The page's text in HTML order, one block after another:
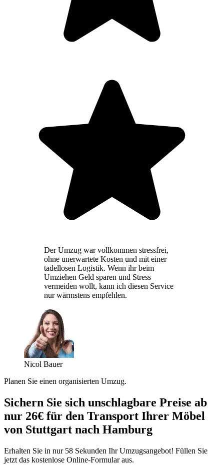
Der Umzug war vollkommen stressfrei,
ohne unerwartete Kosten und mit einer
tadellosen Logistik. Wenn ihr beim
Umziehen Geld sparen und Stress
vermeiden wollt, kann ich diesen Service
nur wärmstens empfehlen.
Nicol Bauer
Planen Sie einen organisierten Umzug.
Sichern Sie sich unschlagbare Preise ab
nur 26€ für den Transport Ihrer Möbel
von Stuttgart nach Hamburg
Erhalten Sie in nur 58 Sekunden Ihr Umzugsangebot! Füllen Sie
jetzt das kostenlose Online-Formular aus.